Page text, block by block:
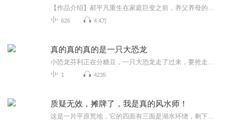
626 4.4万
真的真的真的是一只大恐龙
1 4235
质疑无效，摊牌了，我是真的风水师！